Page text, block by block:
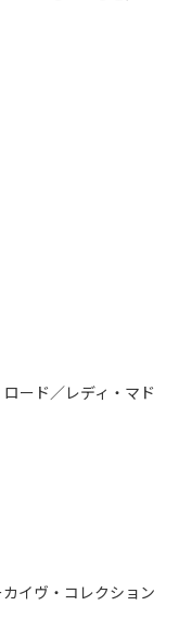
ード／レディ・マド
イヴ・コレクション